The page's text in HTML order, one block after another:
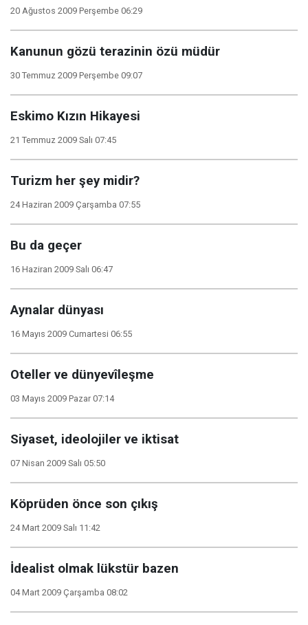
20 Ağustos 2009 Perşembe 06:29
Kanunun gözü terazinin özü müdür
30 Temmuz 2009 Perşembe 09:07
Eskimo Kızın Hikayesi
21 Temmuz 2009 Salı 07:45
Turizm her şey midir?
24 Haziran 2009 Çarşamba 07:55
Bu da geçer
16 Haziran 2009 Salı 06:47
Aynalar dünyası
16 Mayıs 2009 Cumartesi 06:55
Oteller ve dünyevîleşme
03 Mayıs 2009 Pazar 07:14
Siyaset, ideolojiler ve iktisat
07 Nisan 2009 Salı 05:50
Köprüden önce son çıkış
24 Mart 2009 Salı 11:42
İdealist olmak lükstür bazen
04 Mart 2009 Çarşamba 08:02